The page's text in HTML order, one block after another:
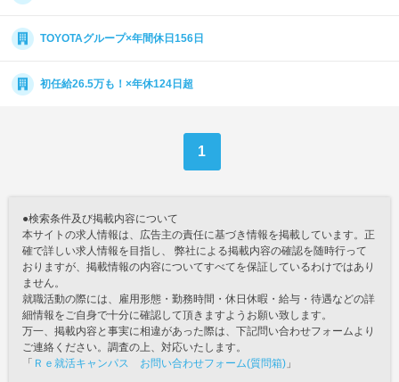
TOYOTAグループ×年間休日156日
初任給26.5万も！×年休124日超
1
●検索条件及び掲載内容について
本サイトの求人情報は、広告主の責任に基づき情報を掲載しています。正
確で詳しい求人情報を目指し、 弊社による掲載内容の確認を随時行って
おりますが、掲載情報の内容についてすべてを保証しているわけではあり
ません。
就職活動の際には、雇用形態・勤務時間・休日休暇・給与・待遇などの詳
細情報をご自身で十分に確認して頂きますようお願い致します。
万一、掲載内容と事実に相違があった際は、下記問い合わせフォームより
ご連絡ください。調査の上、対応いたします。
「 Ｒｅ就活キャンパス お問い合わせフォーム(質問箱) 」